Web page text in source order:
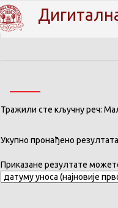
Тражили сте кључну реч:
Укупно пронађено
Приказане резултате